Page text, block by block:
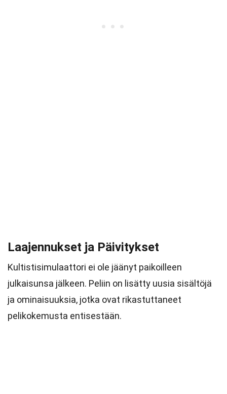
Laajennukset ja Päivitykset
Kultistisimulaattori ei ole jäänyt paikoilleen
julkaisunsa jälkeen. Peliin on lisätty uusia sisältöjä
ja ominaisuuksia, jotka ovat rikastuttaneet
pelikokemusta entisestään.